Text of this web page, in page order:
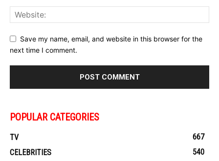
Save my name, email, and website in this browser for the
next time I comment.
POPULAR CATEGORIES
TV
667
CELEBRITIES
540